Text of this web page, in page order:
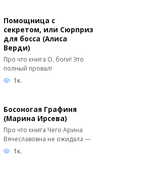
Помощница с
секретом, или Сюрприз
для босса (Алиса
Верди)
Про что книга О, боги! Это
полный провал!
1к.
Босоногая Графиня
(Марина Ирсева)
Про что книга Чего Арина
Вячеславовна не ожидала —
1к.